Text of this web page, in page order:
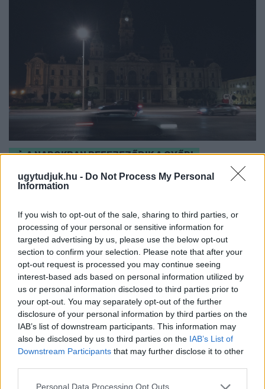
ugytudjuk.hu - Do Not Process My Personal
Information
If you wish to opt-out of the sale, sharing to third parties, or
processing of your personal or sensitive information for
targeted advertising by us, please use the below opt-out
section to confirm your selection. Please note that after your
opt-out request is processed you may continue seeing
interest-based ads based on personal information utilized by
us or personal information disclosed to third parties prior to
your opt-out. You may separately opt-out of the further
disclosure of your personal information by third parties on the
IAB’s list of downstream participants. This information may
also be disclosed by us to third parties on the IAB’s List of
Downstream Participants that may further disclose it to other
Please note that this website/app uses one or more Google
Personal Data Processing Opt Outs
A NAPOKBAN BEFEJEZŐDIK A GYŐRI
A város 77 helyszínén zajlik a munkavégzés, a Győr Projekt